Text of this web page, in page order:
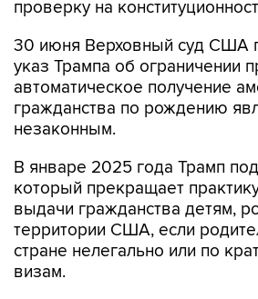
проверку на
30 июня Верховный суд США
указ Трампа об ограничении
автоматическое получение
гражданства по рождению
незаконным.
В январе 2025 года Трамп
который прекращает
выдачи гражданства детям,
территории США, если
стране нелегально или по
визам.